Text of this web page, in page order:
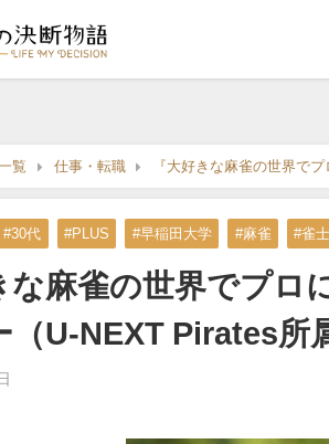
覧 仕事・転職 『大好きな麻雀の世界で
#30代 #PLUS #早稲田大学 #麻雀 #雀士
な麻雀の世界でプ
（U-NEXT Pirates所